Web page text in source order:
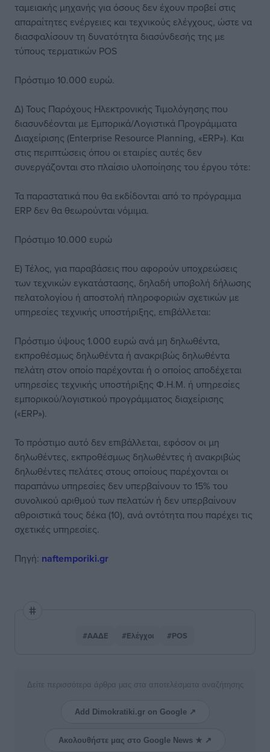
ταμειακής μηχανής για όσους δεν έχουν προβεί στις
απαραίτητες ενέργειες και τεχνικούς ελέγχους, ώστε να
διασφαλίσουν τη δυνατότητα διασύνδεσής της με
τύπους τερματικών POS
Πρόστιμο 10.000 ευρώ.
Δ) Τους Παρόχους Ηλεκτρονικής Τιμολόγησης που
διασυνδέονται με Εμπορικά/Λογιστικά Προγράμματα
Διαχείρισης (Enterprise Resource Planning, «ERP»). Και
στις περιπτώσεις όπου οι εταιρίες αυτές δεν
συνεργάζονται στο πλαίσιο υλοποίησης του έργου τότε:
Τα παραστατικά που θα εκδίδονται από το πρόγραμμα
ERP δεν θα θεωρούνται νόμιμα.
Πρόστιμο 10.000 ευρώ
E) Τέλος, για παραβάσεις που αφορούν υποχρεώσεις
των τεχνικών εγκατάστασης, δηλαδή υποβολή δήλωσης
πελατολογίου ή αποστολή πληροφοριών σχετικών με
υπηρεσίες τεχνικής υποστήριξης, επιβάλλεται:
Πρόστιμο ύψους 1.000 ευρώ ανά μη δηλωθέντα,
εκπροθέσμως δηλωθέντα ή ανακριβώς δηλωθέντα
πελάτη στον οποίο παρέχονται ή ο οποίος αποδέχεται
υπηρεσίες τεχνικής υποστήριξης Φ.Η.Μ. ή υπηρεσίες
εμπορικού/λογιστικού προγράμματος διαχείρισης
(«ERP»).
Το πρόστιμο αυτό δεν επιβάλλεται, εφόσον οι μη
δηλωθέντες, εκπροθέσμως δηλωθέντες ή ανακριβώς
δηλωθέντες πελάτες στους οποίους παρέχονται οι
παραπάνω υπηρεσίες δεν υπερβαίνουν το 15% του
συνολικού αριθμού των πελατών ή δεν υπερβαίνουν
αθροιστικά τους δέκα (10), ανά οντότητα που παρέχει τις
σχετικές υπηρεσίες.
Πηγή: naftemporiki.gr
#ΑΑΔΕ #Ελέγχοι #POS
Δείτε περισσότερα άρθρα μας στα αποτελέσματα αναζήτησης
Add Dimokratiki.gr on Google ↗
Ακολουθήστε μας στο Google News ★ ↗